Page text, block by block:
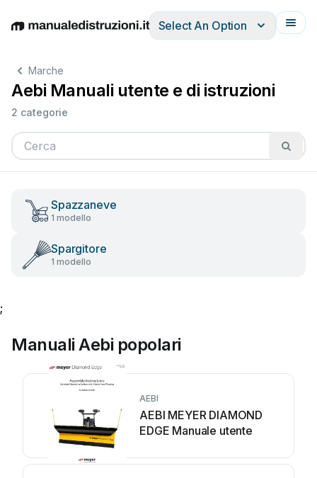
EnglishDeutschEspañolItalianoFrançais
Select An Option
Marche
Aebi Manuali utente e di istruzioni
2 categorie
Spazzaneve
1 modello
Spargitore
1 modello
;
Manuali Aebi popolari
AEBI
AEBI MEYER DIAMOND
EDGE Manuale utente